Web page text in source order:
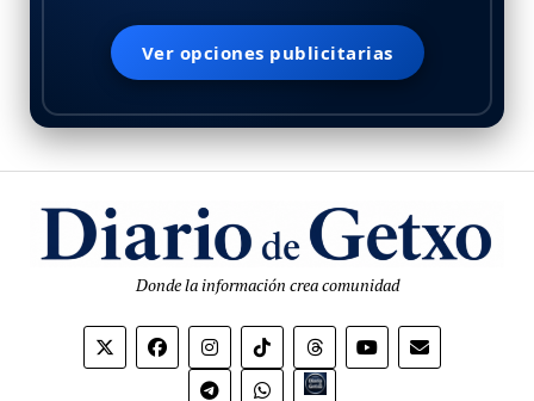
Ver opciones publicitarias
Donde la información crea comunidad
Bio.link